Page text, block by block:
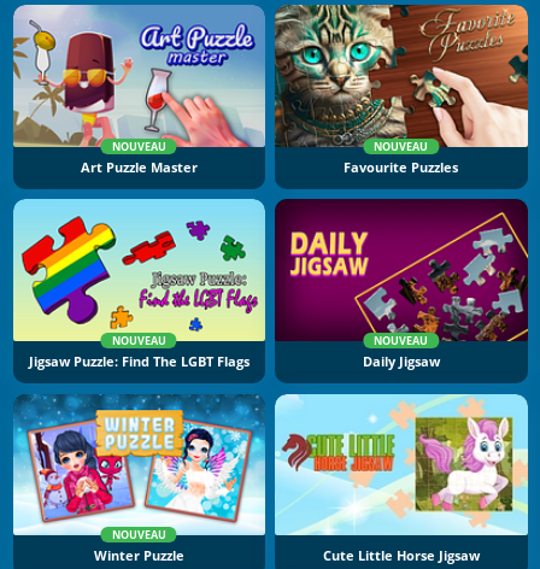
NOUVEAU
Art Puzzle Master
NOUVEAU
Favourite Puzzles
NOUVEAU
Jigsaw Puzzle: Find The LGBT Flags
NOUVEAU
Daily Jigsaw
NOUVEAU
Winter Puzzle Cute Little Horse Jigsaw